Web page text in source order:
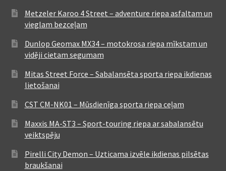
Metzeler Karoo 4 Street – adventure riepa asfaltam un
vieglam bezceļam
Dunlop Geomax MX34 – motokrosa riepa mīkstam un
vidēji cietam segumam
Mitas Street Force – Sabalansēta sporta riepa ikdienas
lietošanai
CST CM-NK01 – Mūsdienīga sporta riepa ceļam
Maxxis MA-ST3 – Sport-touring riepa ar sabalansētu
veiktspēju
Pirelli City Demon – Uzticama izvēle ikdienas pilsētas
braukšanai